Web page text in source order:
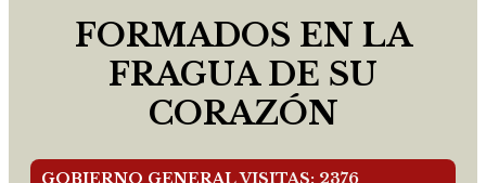
FORMADOS EN LA
FRAGUA DE SU
CORAZÓN
GOBIERNO GENERALVISITAS: 2376